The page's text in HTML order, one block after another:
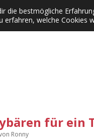
öffnenDates Instagrams
für ein
Ronny
die bestmögliche
erfahren, welche Cookies